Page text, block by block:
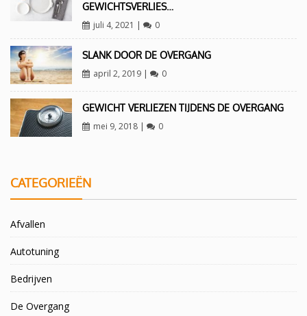
GEWICHTSVERLIES…
juli 4, 2021 | 0
SLANK DOOR DE OVERGANG
april 2, 2019| 0
GEWICHT VERLIEZEN TIJDENS DE OVERGANG
mei 9, 2018| 0
CATEGORIEËN
Afvallen
Autotuning
Bedrijven
De Overgang